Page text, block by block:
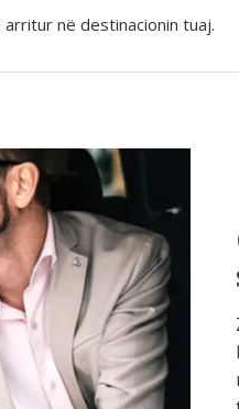
në destinacionin tuaj.